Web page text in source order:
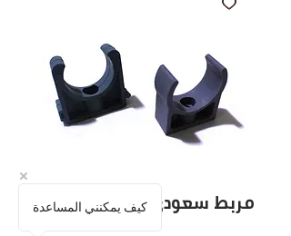
مربط سعودي برغيكيف يمكنني المساعدة